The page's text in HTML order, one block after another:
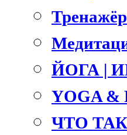
ЙОГА |
YOGA &
ЧТО